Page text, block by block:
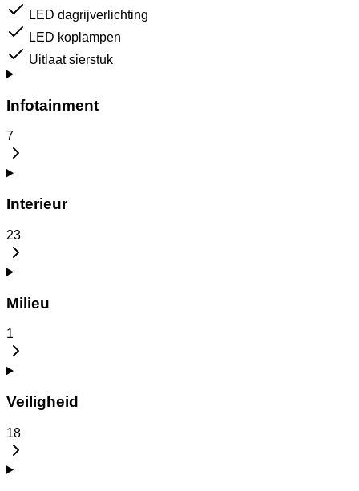
LED dagrijverlichting
LED koplampen
Uitlaat sierstuk
Infotainment
7
Interieur
23
Milieu
1
Veiligheid
18